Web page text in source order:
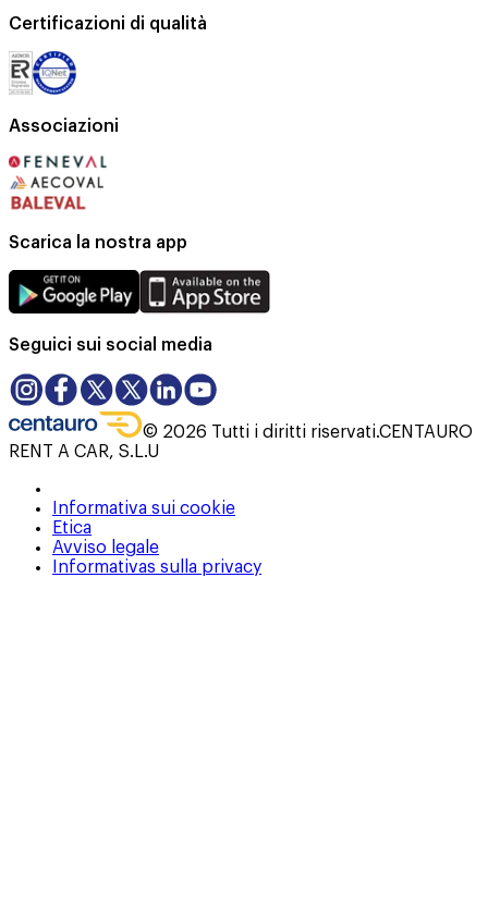
Certificazioni di qualità
Associazioni
Scarica la nostra app
Seguici sui social media
© 2026 Tutti i diritti riservati.CENTAURO
RENT A CAR, S.L.U
Informativa sui cookie
Etica
Avviso legale
Informativas sulla privacy